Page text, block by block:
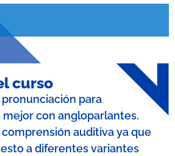
curso
para
con angloparlantes.
auditiva ya que
a diferentes variantes